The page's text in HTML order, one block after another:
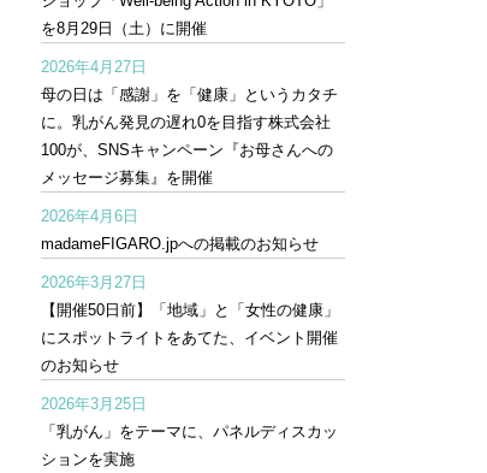
を8月29日（土）に開催
2026年4月27日
母の日は「感謝」を「健康」というカタチ
に。乳がん発見の遅れ0を目指す株式会社
100が、SNSキャンペーン『お母さんへの
メッセージ募集』を開催
2026年4月6日
madameFIGARO.jpへの掲載のお知らせ
2026年3月27日
【開催50日前】「地域」と「女性の健康」
にスポットライトをあてた、イベント開催
のお知らせ
2026年3月25日
「乳がん」をテーマに、パネルディスカッ
ションを実施